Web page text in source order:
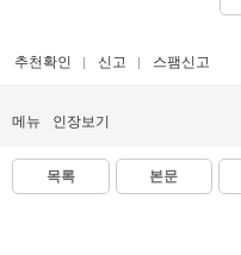
추천확인 신고 스팸신고
메뉴 인장보기
목록 본문